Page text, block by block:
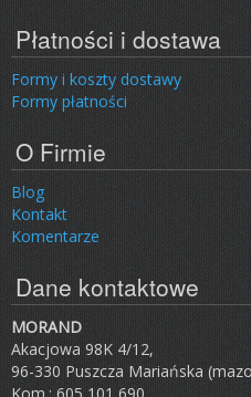
Płatności i dostawa
Formy i koszty dostawy
Formy płatności
O Firmie
Blog
Kontakt
Komentarze
Dane kontaktowe
MORAND
Akacjowa 98K 4/12,
96-330 Puszcza Mariańska